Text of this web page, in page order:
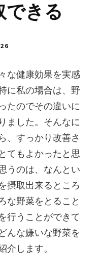
できる
な健康効果を実感
に私の場合は、野
たのでその違いに
ました。そんなに
、すっかり改善さ
てもよかったと思
うのは、なんとい
摂取出来るところ
な野菜をとること
行うことができて
んな嫌いな野菜を
します。